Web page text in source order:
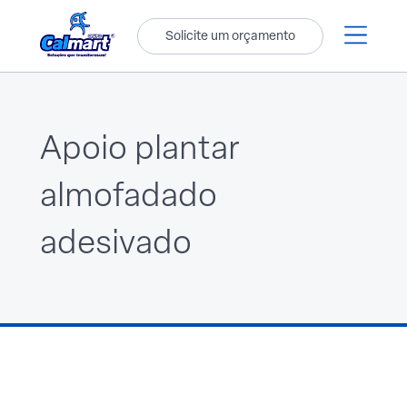
Solicite um orçamento
Apoio plantar
almofadado
adesivado